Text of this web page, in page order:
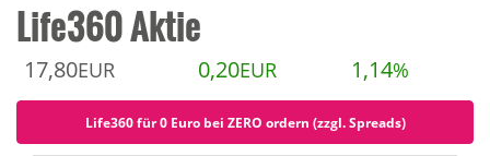
Life360 Aktie
17,80EUR 0,20EUR 1,14%
Life360 für 0 Euro bei ZERO ordern (zzgl. Spreads)